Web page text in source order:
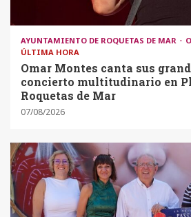
AYUNTAMIENTO DE ROQUETAS DE MAR
ÚLTIMA HORA
Omar Montes canta sus
concierto multitudinario en
Roquetas de Mar
07/08/2026